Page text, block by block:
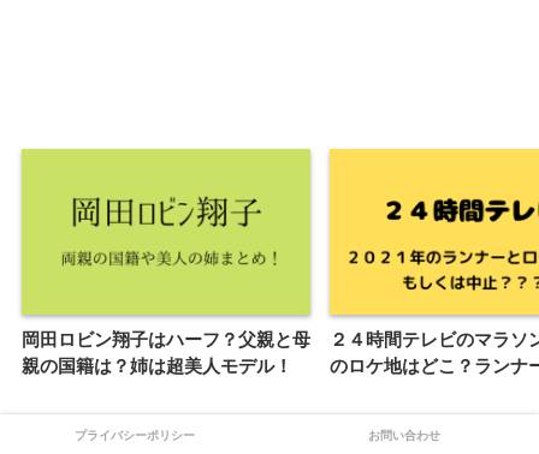
岡田ロビン翔子はハーフ？父親と母
親の国籍は？姉は超美人モデル！
２４時間テレビのマラソ
のロケ地はどこ？ランナ
プライバシーポリシー お問い合わせ